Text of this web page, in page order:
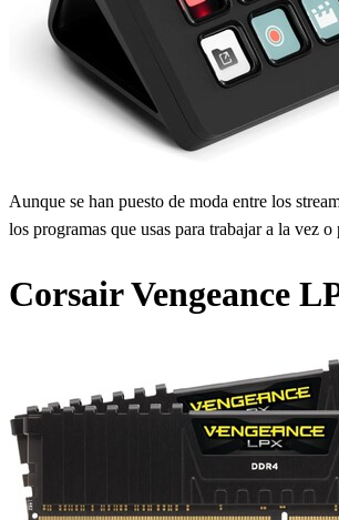
Aunque se han puesto de moda entre los
los programas que usas para trabajar a la vez
Corsair Vengeance